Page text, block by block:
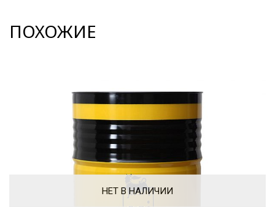
ПОХОЖИЕ
НЕТ В НАЛИЧИИ